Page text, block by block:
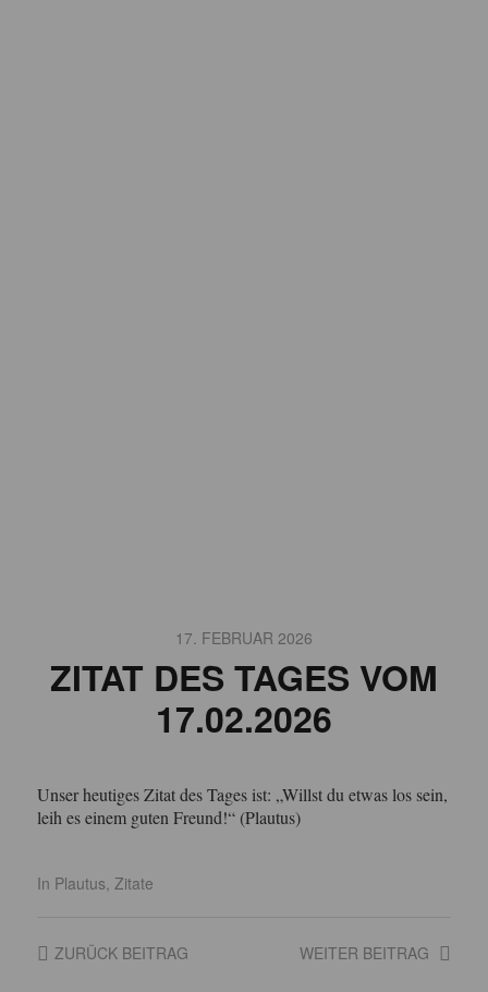
17. FEBRUAR 2026
ZITAT DES TAGES VOM
17.02.2026
Unser heutiges Zitat des Tages ist: „Willst du etwas los sein,
leih es einem guten Freund!“ (Plautus)
In Plautus, Zitate
WEITER BEITRAG
ZURÜCKBEITRAG